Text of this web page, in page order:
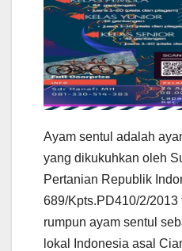
Ayam sentul adalah
yang dikukuhkan oleh
Pertanian Republik
689/Kpts.PD410/2/2013
rumpun ayam sentul
lokal Indonesia asal